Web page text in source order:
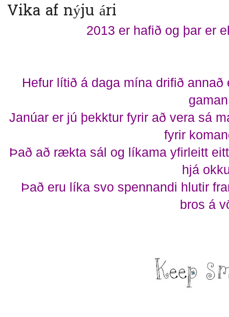
Vika af nýju ári
2013 er hafið og þar er
Hefur lítið á daga mína drifið
Janúar er jú þekktur fyrir að vera sá
fyrir
Það að rækta sál og líkama yfirleitt
hjá
Það eru líka svo spennandi hlutir
bros á